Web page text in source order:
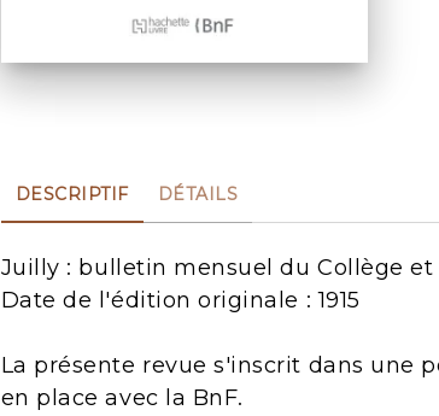
DESCRIPTIF DÉTAILS
Juilly : bulletin mensuel du Collège
Date de l'édition originale : 1915
La présente revue s'inscrit dans une
en place avec la BnF.